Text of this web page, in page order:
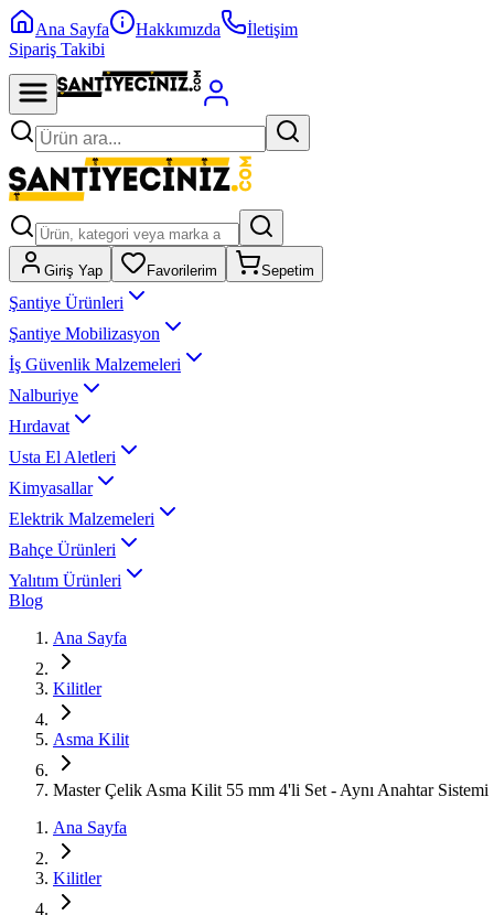
Ana Sayfa Hakkımızda
İletişim
Sipariş Takibi
Giriş Yap Favorilerim Sepetim
Şantiye Ürünleri
Şantiye Mobilizasyon
İş Güvenlik Malzemeleri
Nalburiye
Hırdavat
Usta El Aletleri
Kimyasallar
Elektrik Malzemeleri
Bahçe Ürünleri
Yalıtım Ürünleri
Blog
Ana Sayfa
Kilitler
Asma Kilit
Master Çelik Asma Kilit 55 mm 4'li Set - Aynı Anahtar Sistemi
Ana Sayfa
Kilitler